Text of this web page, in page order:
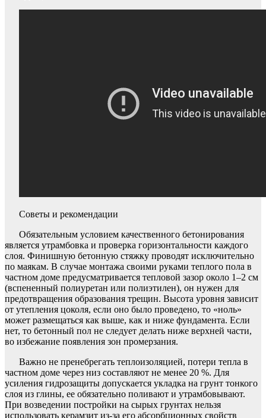
Советы и рекомендации
Обязательным условием качественного бетонирования
является утрамбовка и проверка горизонтальности каждого
слоя. Финишную бетонную стяжку проводят исключительно
по маякам. В случае монтажа своими руками теплого пола в
частном доме предусматривается тепловой зазор около 1–2 см
(вспененный полиуретан или полиэтилен), он нужен для
предотвращения образования трещин. Высота уровня зависит
от утепления цоколя, если оно было проведено, то «ноль»
может размещаться как выше, как и ниже фундамента. Если
нет, то бетонный пол не следует делать ниже верхней части,
во избежание появления зон промерзания.
Важно не пренебрегать теплоизоляцией, потери тепла в
частном доме через низ составляют не менее 20 %. Для
усиления гидрозащиты допускается укладка на грунт тонкого
слоя из глины, ее обязательно поливают и утрамбовывают.
При возведении постройки на сырых грунтах нельзя
использовать керамзит из-за его абсорбционных свойств